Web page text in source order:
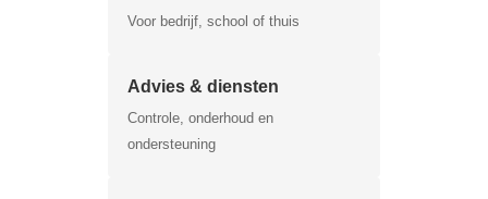
Voor bedrijf, school of thuis
Advies & diensten
Controle, onderhoud en
ondersteuning